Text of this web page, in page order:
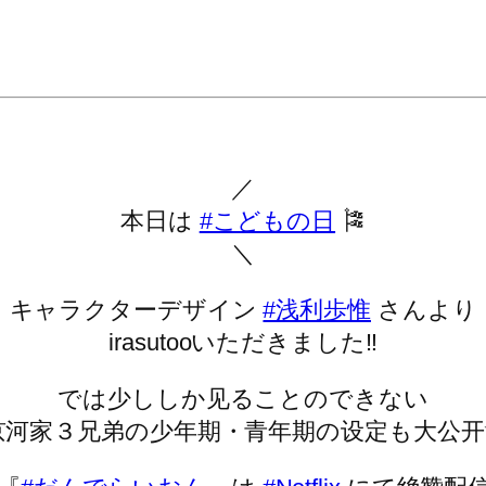
／
本日は #こどもの日
🎏
＼
キャラクターデザイン#浅利歩惟 さんより
irasutooいただきました‼️
では少ししか见ることのできない
河家３兄弟の少年期・青年期の设定も大公开